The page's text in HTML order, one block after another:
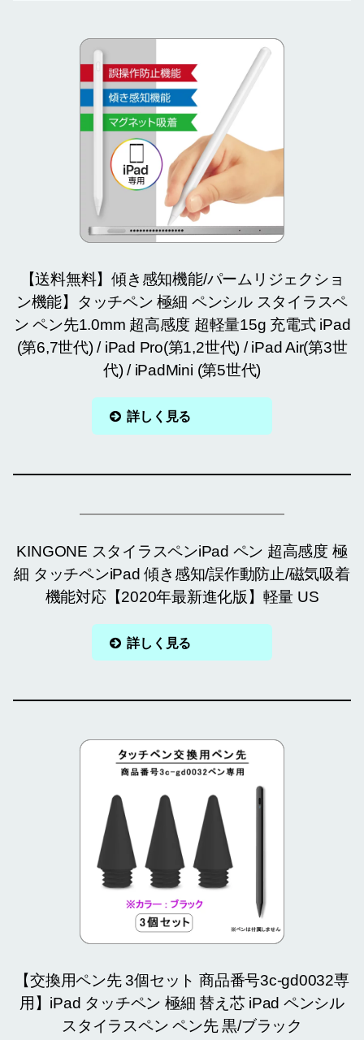
【送料無料】傾き感知機能/パームリジェクショ
ン機能】タッチペン 極細 ペンシル スタイラスペ
ン ペン先1.0mm 超高感度 超軽量15g 充電式 iPad
(第6,7世代) / iPad Pro(第1,2世代) / iPad Air(第3世
代) / iPadMini (第5世代)
詳しく見る
KINGONE スタイラスペンiPad ペン 超高感度 極
細 タッチペンiPad 傾き感知/誤作動防止/磁気吸着
機能対応【2020年最新進化版】軽量 US
詳しく見る
【交換用ペン先 3個セット 商品番号3c-gd0032専
用】iPad タッチペン 極細 替え芯 iPad ペンシル
スタイラスペン ペン先 黒/ブラック